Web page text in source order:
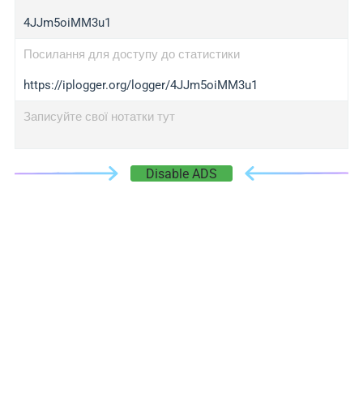
4JJm5oiMM3u1
Посилання для доступу до статистики
https://iplogger.org/logger/4JJm5oiMM3u1
Записуйте свої нотатки тут
Disable ADS